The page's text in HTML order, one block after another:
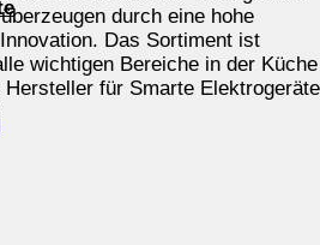
durch eine hohe
Das Sortiment ist
wichtigen Bereiche in der Küche
für Smarte Elektrogeräte